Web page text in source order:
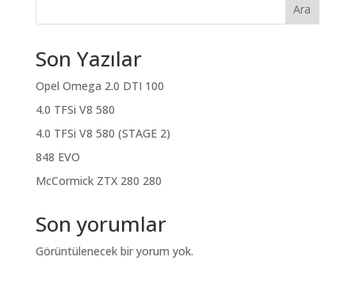
Ara
Son Yazılar
Opel Omega 2.0 DTI 100
4.0 TFSi V8 580
4.0 TFSi V8 580 (STAGE 2)
848 EVO
McCormick ZTX 280 280
Son yorumlar
Görüntülenecek bir yorum yok.